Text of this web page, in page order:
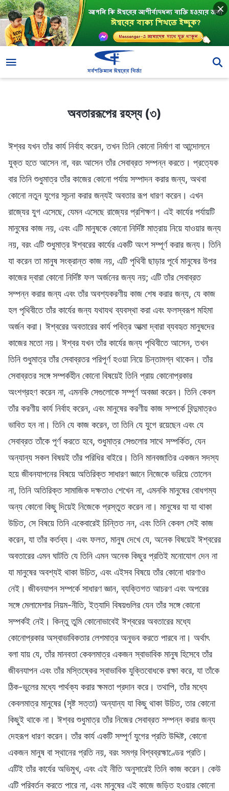
অবতাররূপের রহস্য (৩)
ঈশ্বর যখন তাঁর কার্য নির্বাহ করেন, তখন তিনি কোনো নির্মাণ বা আন্দোলনে
যুক্ত হতে আসেন না, বরং আসেন তাঁর সেবাব্রত সম্পন্ন করতে। প্রত্যেক
বার তিনি শুধুমাত্র তাঁর কাজের কোনো পর্যায় সম্পাদন করার জন্য, অথবা
কোনো নতুন যুগের সূচনা করার জন্যই অবতার রূপ ধারণ করেন। এখন
রাজ্যের যুগ এসেছে, যেমন এসেছে রাজ্যের প্রশিক্ষণ। এই কার্যের পর্যায়টি
মানুষের কাজ নয়, এবং এটি মানুষকে কোনো নির্দিষ্ট মাত্রায় নিয়ে যাওয়ার জন্য
নয়, বরং এটি শুধুমাত্র ঈশ্বরের কার্যের একটি অংশ সম্পূর্ণ করার জন্য। তিনি
যা করেন তা মানুষ সংক্রান্ত কাজ নয়, এটি পৃথিবী ছাড়ার পূর্বে মানুষের উপর
কাজের দ্বারা কোনো নির্দিষ্ট ফল অর্জনের জন্য নয়; এটি তাঁর সেবাব্রত
সম্পন্ন করার জন্য এবং তাঁর অবশ্যকরণীয় কাজ শেষ করার জন্য, যে কাজ
হল পৃথিবীতে তাঁর কার্যের জন্য যথাযথ ব্যবস্থা করা এবং ফলস্বরূপ মহিমা
অর্জন করা। ঈশ্বরের অবতারের কার্য পবিত্র আত্মা দ্বারা ব্যবহৃত মানুষদের
কাজের মতো নয়। ঈশ্বর যখন তাঁর কার্যের জন্য পৃথিবীতে আসেন, তখন
তিনি শুধুমাত্র তাঁর সেবাব্রতর পরিপূর্ণ হওয়া নিয়ে চিন্তামগ্ন থাকেন। তাঁর
সেবাব্রতর সঙ্গে সম্পর্কহীন কোনো বিষয়েই তিনি প্রায় কোনোপ্রকার
অংশগ্রহণ করেন না, এমনকি সেগুলোকে সম্পূর্ণ অবজ্ঞা করেন। তিনি কেবল
তাঁর করণীয় কার্য নির্বাহ করেন, এবং মানুষের করণীয় কাজ সম্পর্কে বিন্দুমাত্রও
ভাবিত হন না। তিনি যে কাজ করেন, তা তিনি যে যুগে রয়েছেন এবং যে
সেবাব্রত তাঁকে পূর্ণ করতে হবে, শুধুমাত্র সেগুলোর সাথে সম্পর্কিত, যেন
অন্যান্য সকল বিষয়ই তাঁর পরিধির বাইরে। তিনি মানবজাতির একজন সদস্য
হয়ে জীবনযাপনের বিষয়ে অতিরিক্ত সাধারণ জ্ঞানে নিজেকে ভরিয়ে তোলেন
না, তিনি অতিরিক্ত সামাজিক দক্ষতাও শেখেন না, এমনকি মানুষের বোধগম্য
অন্য কোনো কিছু দিয়েই নিজেকে প্রস্তুত করেন না। মানুষের যা যা থাকা
উচিত, সে বিষয়ে তিনি একেবারেই চিন্তিত নন, এবং তিনি কেবল সেই কাজ
করেন, যা তাঁর কর্তব্য। এবং ফলত, মানুষ দেখে যে, অনেক বিষয়েই ঈশ্বরের
অবতারের এমন ঘাটতি যে তিনি এমন অনেক কিছুর প্রতিই মনোযোগ দেন না
যা মানুষের অবশ্যই থাকা উচিত, এবং এইসব বিষয়ে তাঁর কোনো ধারণাও
নেই। জীবনযাপন সম্পর্কে সাধারণ জ্ঞান, ব্যক্তিগত আচরণ এবং অপরের
সঙ্গে মেলামেশার নিয়ম-নীতি, ইত্যাদি বিষয়গুলির যেন তাঁর সঙ্গে কোনো
সম্পর্কই নেই। কিন্তু তুমি কোনোভাবেই ঈশ্বরের অবতারের মধ্যে
কোনোপ্রকার অস্বাভাবিকতার লেশমাত্র অনুভব করতে পারবে না। অর্থাৎ
বলা যায় যে, তাঁর মানবতা কেবলমাত্র একজন স্বাভাবিক মানুষ হিসেবে তাঁর
জীবনযাপন এবং তাঁর মস্তিষ্কের স্বাভাবিক যুক্তিবোধকে রক্ষা করে, যা তাঁকে
ঠিক-ভুলের মধ্যে পার্থক্য করার ক্ষমতা প্রদান করে। তথাপি, তাঁর মধ্যে
কেবলমাত্র মানুষের (সৃষ্ট সত্তা) অন্যান্য যা কিছু থাকা উচিত, তার কোনো
কিছুই থাকে না। ঈশ্বর শুধুমাত্র তাঁর নিজের সেবাব্রত সম্পন্ন করার জন্য
দেহরূপ ধারণ করেন। তাঁর কার্য একটি সম্পূর্ণ যুগের প্রতি উদ্দিষ্ট, কোনো
একজন মানুষ বা স্থানের প্রতি নয়, বরং সমগ্র বিশ্বব্রহ্মাণ্ডের প্রতি।
এটিই তাঁর কার্যের অভিমুখ, এবং এই নীতি অনুসারেই তিনি কাজ করেন। কেউ
এটি পরিবর্তন করতে পারে না, এবং মানুষের এই কাজে জড়িত হওয়ার কোনো